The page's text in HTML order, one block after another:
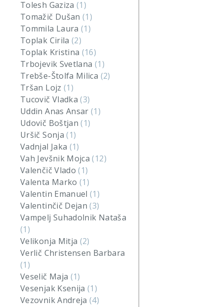
Tolesh Gaziza(1)
Tomažič Dušan(1)
Tommila Laura(1)
Toplak Cirila(2)
Toplak Kristina (16)
Trbojevik Svetlana (1)
Trebše-Štolfa Milica (2)
Tršan Lojz (1)
Tucovič Vladka(3)
Uddin Anas Ansar(1)
Udovič Boštjan(1)
Uršič Sonja(1)
Vadnjal Jaka (1)
Vah Jevšnik Mojca(12)
Valenčič Vlado(1)
Valenta Marko(1)
Valentin Emanuel(1)
Valentinčič Dejan(3)
Vampelj Suhadolnik Nataša
(1)
Velikonja Mitja (2)
Verlič Christensen Barbara
(1)
Veselič Maja (1)
Vesenjak Ksenija(1)
Vezovnik Andreja(4)